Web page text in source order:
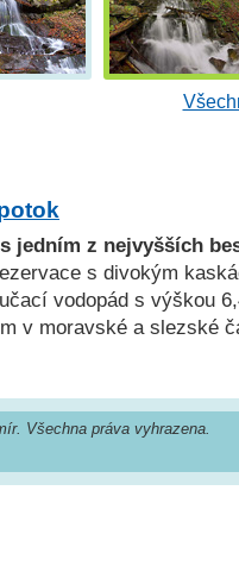
jedním z nejvyšších
s divokým
vodopád s výškou
v moravské a slezské
Všechna práva vyhrazena.